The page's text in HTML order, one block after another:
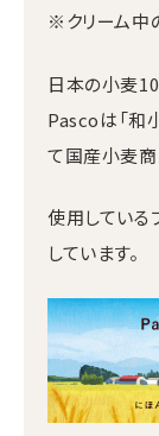
※クリーム中
日本の小麦
Pascoは「和
て国産小麦商
使用している
しています。